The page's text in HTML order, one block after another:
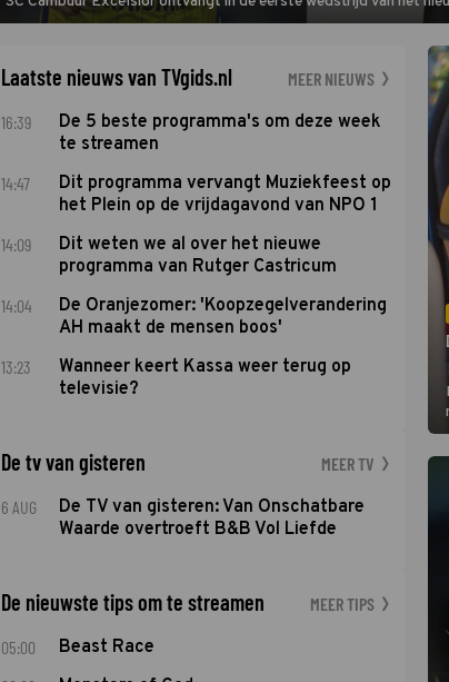
De nieuwe oefenmeester is Johan Plat en hij wil aanvallend
Laatste nieuws van TVgids.nl MEER NIEUWS
16:39
De 5 beste programma's om deze week
te streamen
14:47
Dit programma vervangt Muziekfeest op
het Plein op de vrijdagavond van NPO 1
14:09
Dit weten we al over het nieuwe
programma van Rutger Castricum
14:04
De Oranjezomer: 'Koopzegelverandering
AH maakt de mensen boos'
13:23
Wanneer keert Kassa weer terug op
televisie?
De tv van gisteren MEER TV
6 AUG
De TV van gisteren: Van Onschatbare
Waarde overtroeft B&B Vol Liefde
De nieuwste tips om te streamen MEER TIPS
05:00 Beast Race